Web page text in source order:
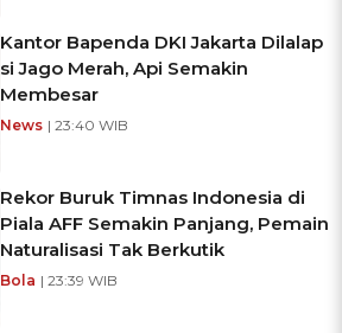
Kantor Bapenda DKI Jakarta Dilalap
si Jago Merah, Api Semakin
Membesar
News | 23:40 WIB
Rekor Buruk Timnas Indonesia di
Piala AFF Semakin Panjang, Pemain
Naturalisasi Tak Berkutik
Bola | 23:39 WIB